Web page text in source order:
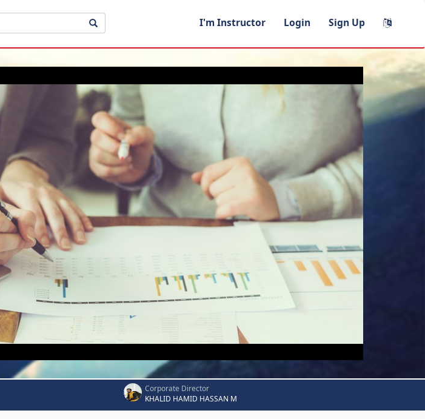
I'm Instructor Login Sign Up
Corporate Director
KHALID HAMID HASSAN M